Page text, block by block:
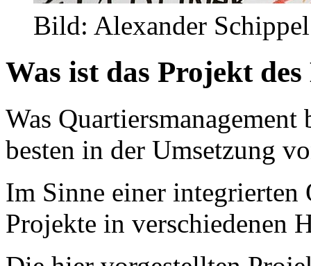
Bild: Alexander Schippel
Was ist das Projekt
Was
besten in der Umsetzung
Im Sinne einer
Projekte in verschiedenen